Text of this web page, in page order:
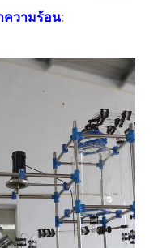
ความร้อน: